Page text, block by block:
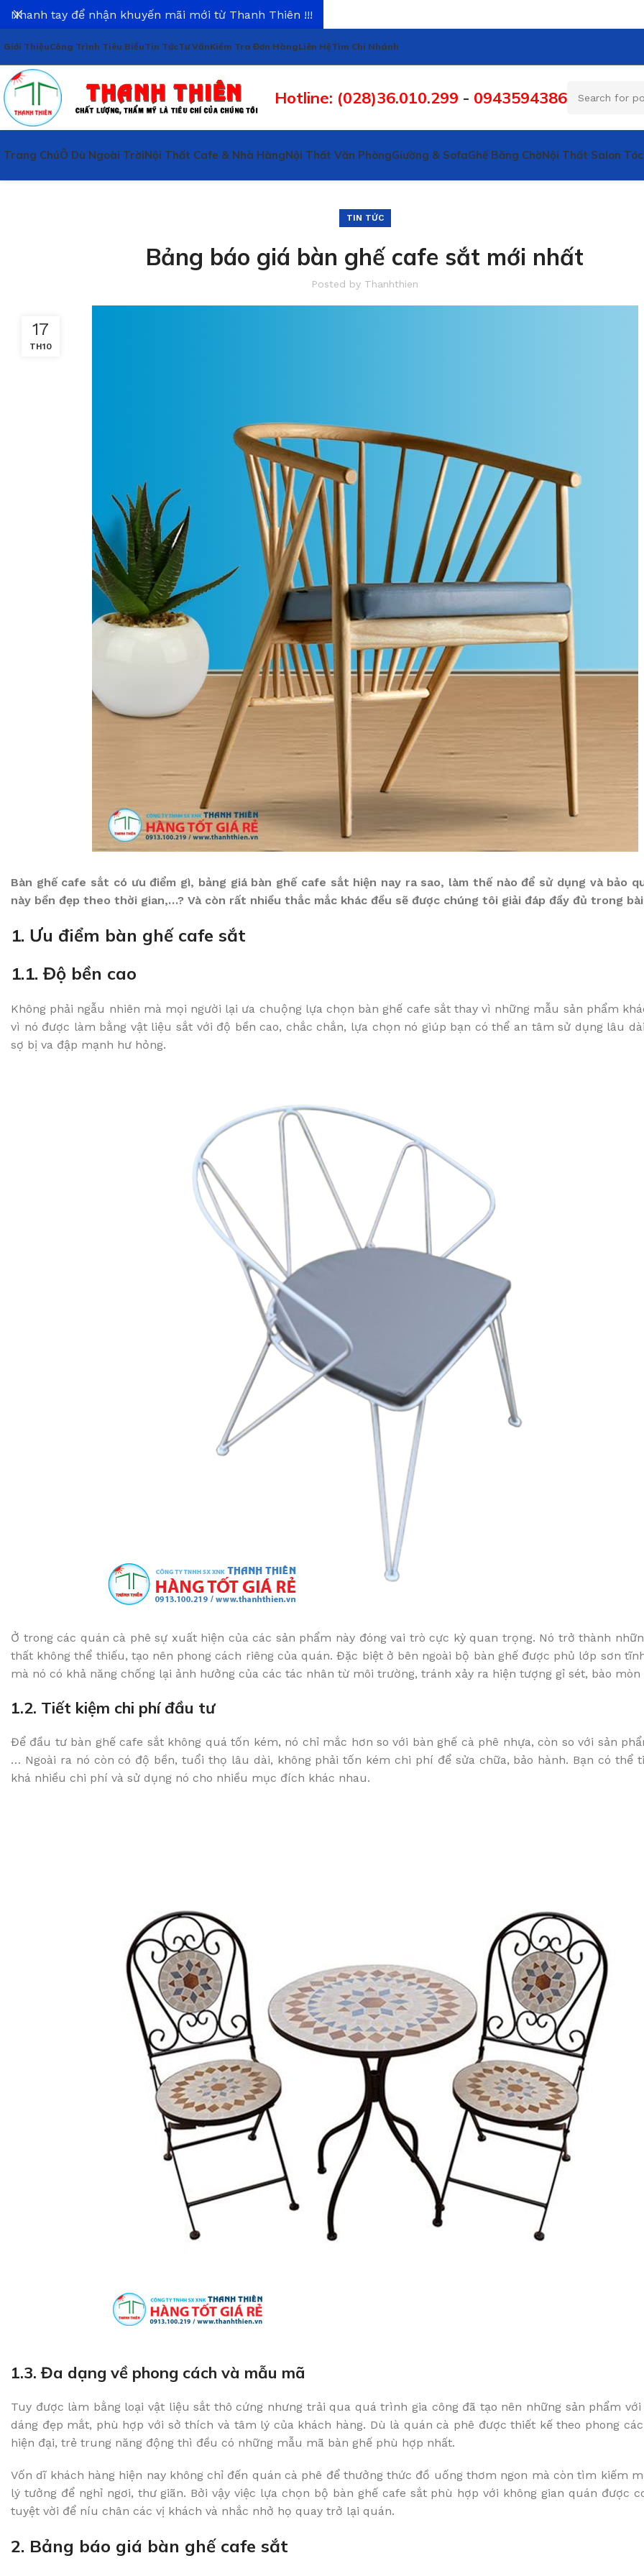
Giới ThiệuCông Trình Tiêu BiểuTin TứcTư VấnKiểm Tra Đơn HàngLiên HệTìm Chi Nhánh
Hotline: (028)36.010.299 - 0943594386
Trang ChủÔ Dù Ngoài TrờiNội Thất Cafe & Nhà HàngNội Thất Văn PhòngGiường & SofaGhế Băng ChờNội Thất Salon Tóc
TIN TỨC
Bảng báo giá bàn ghế cafe sắt mới nhất
Posted by Thanhthien
17
TH10
Bàn ghế cafe sắt có ưu điểm gì, bảng giá bàn ghế cafe sắt hiện nay ra sao, làm thế nào để sử dụng và bảo
này bền đẹp theo thời gian,…? Và còn rất nhiều thắc mắc khác đều sẽ được chúng tôi giải đáp đầy đủ trong
1. Ưu điểm bàn ghế cafe sắt
1.1. Độ bền cao
Không phải ngẫu nhiên mà mọi người lại ưa chuộng lựa chọn bàn ghế cafe sắt thay vì những mẫu sản phẩm
vì nó được làm bằng vật liệu sắt với độ bền cao, chắc chắn, lựa chọn nó giúp bạn có thể an tâm sử dụng lâu
sợ bị va đập mạnh hư hỏng.
Ở trong các quán cà phê sự xuất hiện của các sản phẩm này đóng vai trò cực kỳ quan trọng. Nó trở thành
thất không thể thiếu, tạo nên phong cách riêng của quán. Đặc biệt ở bên ngoài bộ bàn ghế được phủ lớp sơn
mà nó có khả năng chống lại ảnh hưởng của các tác nhân từ môi trường, tránh xảy ra hiện tượng gỉ sét, bào mòn
1.2. Tiết kiệm chi phí đầu tư
Để đầu tư bàn ghế cafe sắt không quá tốn kém, nó chỉ mắc hơn so với bàn ghế cà phê nhựa, còn so với sản
… Ngoài ra nó còn có độ bền, tuổi thọ lâu dài, không phải tốn kém chi phí để sửa chữa, bảo hành. Bạn có thể
khá nhiều chi phí và sử dụng nó cho nhiều mục đích khác nhau.
1.3. Đa dạng về phong cách và mẫu mã
Tuy được làm bằng loại vật liệu sắt thô cứng nhưng trải qua quá trình gia công đã tạo nên những sản phẩm với
dáng đẹp mắt, phù hợp với sở thích và tâm lý của khách hàng. Dù là quán cà phê được thiết kế theo phong
hiện đại, trẻ trung năng động thì đều có những mẫu mã bàn ghế phù hợp nhất.
Vốn dĩ khách hàng hiện nay không chỉ đến quán cà phê để thưởng thức đồ uống thơm ngon mà còn tìm kiếm
lý tưởng để nghỉ ngơi, thư giãn. Bởi vậy việc lựa chọn bộ bàn ghế cafe sắt phù hợp với không gian quán được
tuyệt vời để níu chân các vị khách và nhắc nhở họ quay trở lại quán.
2. Bảng báo giá bàn ghế cafe sắt
Nhanh tay để nhận khuyến mãi mới từ Thanh Thiên !!!